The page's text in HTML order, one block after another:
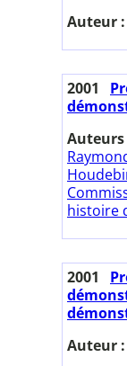
Auteur :
2001
Auteurs
histoire
2001
Auteur :